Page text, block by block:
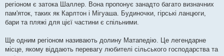
регіоном є затока Шаллер. Вона пропонує занадто багато визначних
пам'яток, таких як Карлтон і Мігуаша. Будиночки, гірські ланцюги,
бари та пляжі для цієї частини є спільними.
Ще одним регіоном називають долину Матапедію. Це легендарне
місце, якому віддають перевагу любителі сільського господарства та